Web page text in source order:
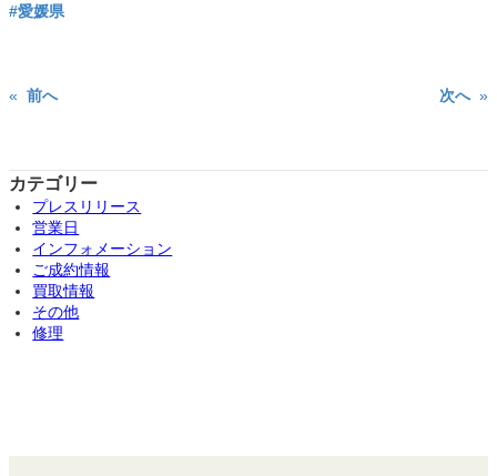
#愛媛県
« 前へ 次へ »
カテゴリー
プレスリリース
営業日
インフォメーション
ご成約情報
買取情報
その他
修理